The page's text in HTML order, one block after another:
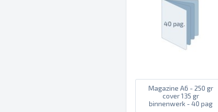
Magazine A6 - 250 gr
cover 135 gr
binnenwerk - 40 pag